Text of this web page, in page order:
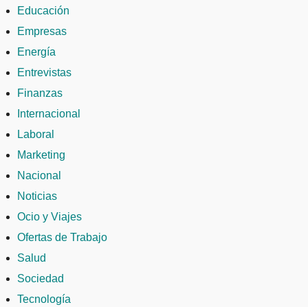
Educación
Empresas
Energía
Entrevistas
Finanzas
Internacional
Laboral
Marketing
Nacional
Noticias
Ocio y Viajes
Ofertas de Trabajo
Salud
Sociedad
Tecnología